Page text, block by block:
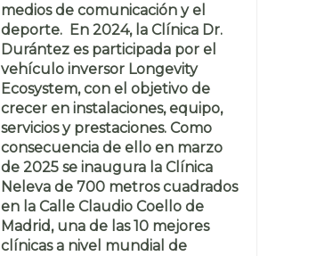
medios de comunicación y el
deporte. En 2024, la Clínica Dr.
Durántez es participada por el
vehículo inversor Longevity
Ecosystem, con el objetivo de
crecer en instalaciones, equipo,
servicios y prestaciones. Como
consecuencia de ello en marzo
de 2025 se inaugura la Clínica
Neleva de 700 metros cuadrados
en la Calle Claudio Coello de
Madrid, una de las 10 mejores
clínicas a nivel mundial de